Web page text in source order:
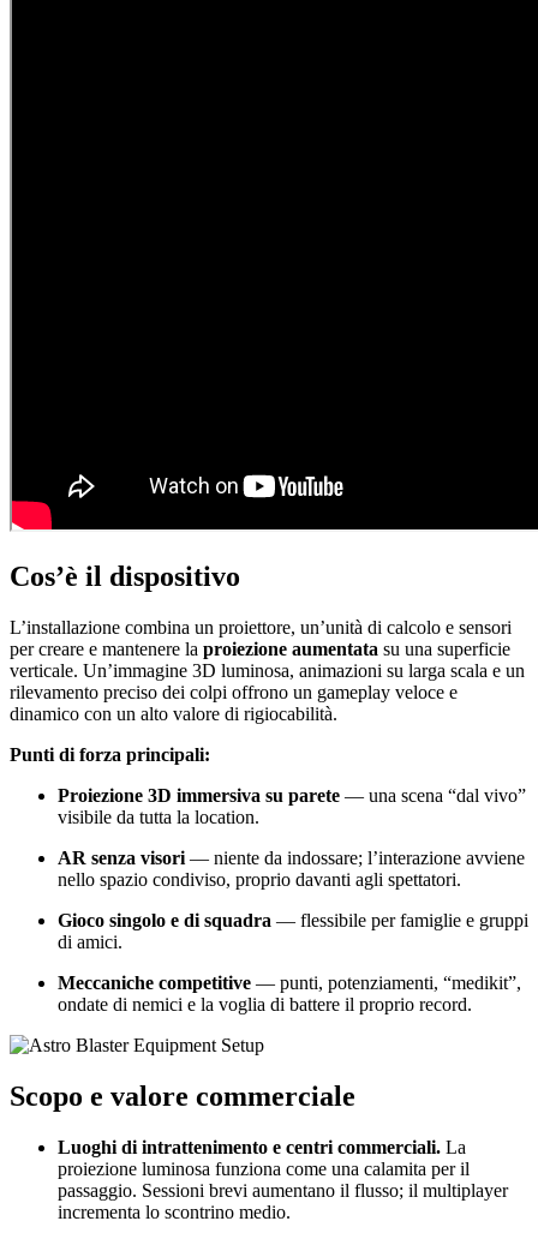
Cos’è il dispositivo
L’installazione combina un proiettore, un’unità di calcolo e sensori
per creare e mantenere la proiezione aumentata su una superficie
verticale. Un’immagine 3D luminosa, animazioni su larga scala e un
rilevamento preciso dei colpi offrono un gameplay veloce e
dinamico con un alto valore di rigiocabilità.
Punti di forza principali:
Proiezione 3D immersiva su parete — una scena “dal vivo”
visibile da tutta la location.
AR senza visori — niente da indossare; l’interazione avviene
nello spazio condiviso, proprio davanti agli spettatori.
Gioco singolo e di squadra — flessibile per famiglie e gruppi
di amici.
Meccaniche competitive — punti, potenziamenti, “medikit”,
ondate di nemici e la voglia di battere il proprio record.
Scopo e valore commerciale
Luoghi di intrattenimento e centri commerciali. La
proiezione luminosa funziona come una calamita per il
passaggio. Sessioni brevi aumentano il flusso; il multiplayer
incrementa lo scontrino medio.